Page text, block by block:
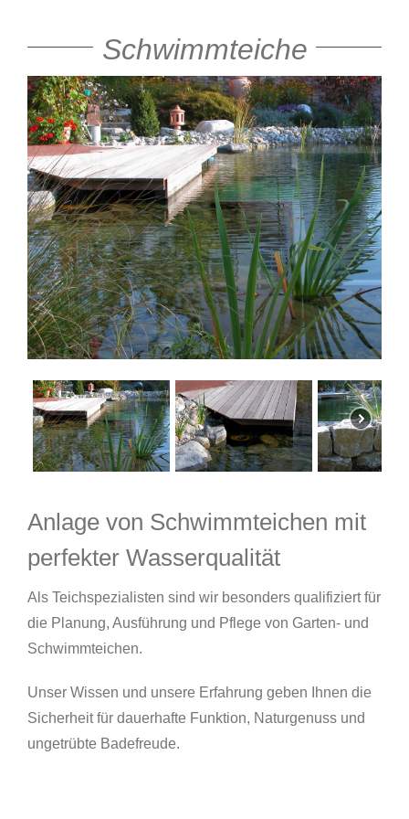
Schwimmteiche
Anlage von Schwimmteichen mit
perfekter Wasserqualität
Als Teichspezialisten sind wir besonders qualifiziert für
die Planung, Ausführung und Pflege von Garten- und
Schwimmteichen.
Unser Wissen und unsere Erfahrung geben Ihnen die
Sicherheit für dauerhafte Funktion, Naturgenuss und
ungetrübte Badefreude.